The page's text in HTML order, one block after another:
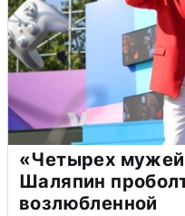
«Четырех
Шаляпин
возлюбленной